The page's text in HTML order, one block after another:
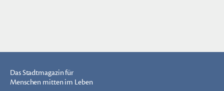
Das Stadtmagazin für
Menschen mitten im Leben